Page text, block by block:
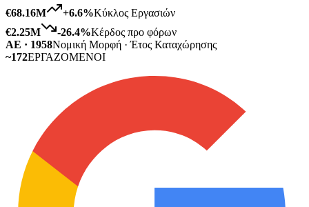
€68.16M
+6.6%Κύκλος Εργασιών
€2.25M
-26.4%Κέρδος προ φόρων
ΑΕ · 1958Νομική Μορφή · Έτος Καταχώρησης
~172ΕΡΓΑΖΟΜΕΝΟΙ